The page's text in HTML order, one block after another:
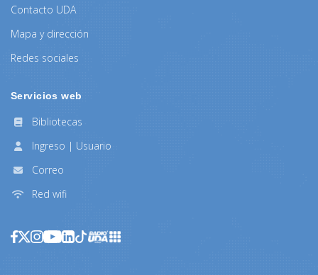
Contacto UDA
Mapa y dirección
Redes sociales
Servicios web
Bibliotecas
Ingreso | Usuario
Correo
Red wifi